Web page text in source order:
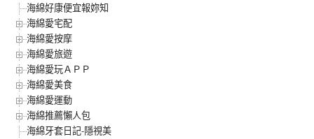
海綿好康便宜報妳知
海綿愛宅配
海綿愛按摩
海綿愛旅遊
海綿愛玩ＡＰＰ
海綿愛美食
海綿愛運動
海綿推薦懶人包
海綿牙套日記-隱視美